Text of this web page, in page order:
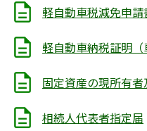
軽自動車税減免申請
軽自動車納税証明
固定資産の現所有
相続人代表者指定届